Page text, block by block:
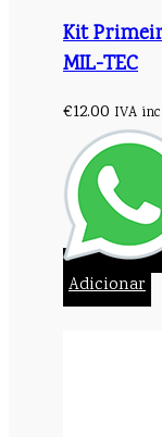
Kit
MIL-TEC
€12.00 IVA
Adicionar